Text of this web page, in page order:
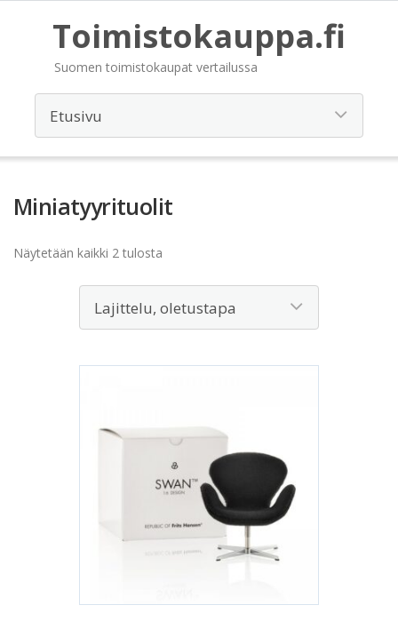
Toimistokauppa.fi
Suomen toimistokaupat vertailussa
Miniatyyrituolit
Näytetään kaikki 2 tulosta